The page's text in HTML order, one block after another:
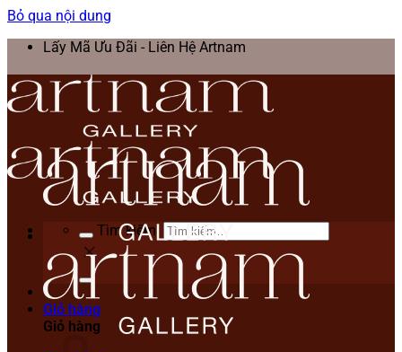
Bỏ qua nội dung
Lấy Mã Ưu Đãi - Liên Hệ Artnam
Tìm kiếm:
Giỏ hàng
Giỏ hàng